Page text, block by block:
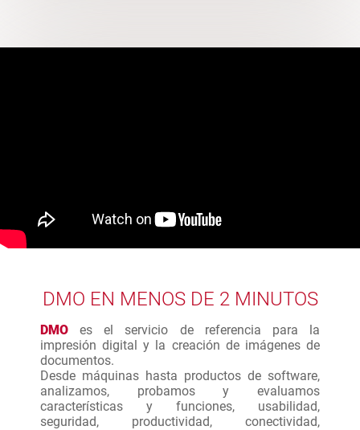
DMO EN MENOS DE 2 MINUTOS
DMO es el servicio de referencia para la
impresión digital y la creación de imágenes de
documentos.
Desde máquinas hasta productos de software,
analizamos, probamos y evaluamos
características y funciones, usabilidad,
seguridad, productividad, conectividad,